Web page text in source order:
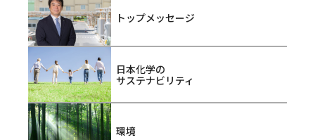
トップメッセージ
日本化学の
サステナビリティ
環境